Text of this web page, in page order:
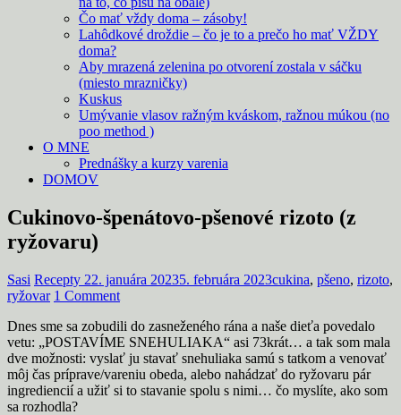
Čo mať vždy doma – zásoby!
Lahôdkové droždie – čo je to a prečo ho mať VŽDY
doma?
Aby mrazená zelenina po otvorení zostala v sáčku
(miesto mrazničky)
Kuskus
Umývanie vlasov ražným kváskom, ražnou múkou (no
poo method )
O MNE
Prednášky a kurzy varenia
DOMOV
Cukinovo-špenátovo-pšenové rizoto (z
ryžovaru)
Sasi Recepty 22. januára 20235. februára 2023cukina, pšeno, rizoto,
ryžovar 1 Comment
Dnes sme sa zobudili do zasneženého rána a naše dieťa povedalo
vetu: „POSTAVÍME SNEHULIAKA“ asi 73krát… a tak som mala
dve možnosti: vyslať ju stavať snehuliaka samú s tatkom a venovať
môj čas príprave/vareniu obeda, alebo nahádzať do ryžovaru pár
ingrediencií a užiť si to stavanie spolu s nimi… čo myslíte, ako som
sa rozhodla?